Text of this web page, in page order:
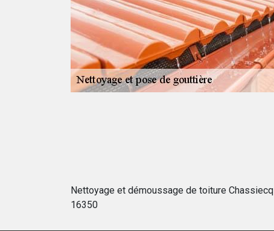
Nettoyage et démoussage de toiture Chassiecq
16350